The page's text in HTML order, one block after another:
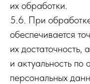
их обработки.
5.6. При
обеспечивается
их достаточность,
и актуальность
персональных